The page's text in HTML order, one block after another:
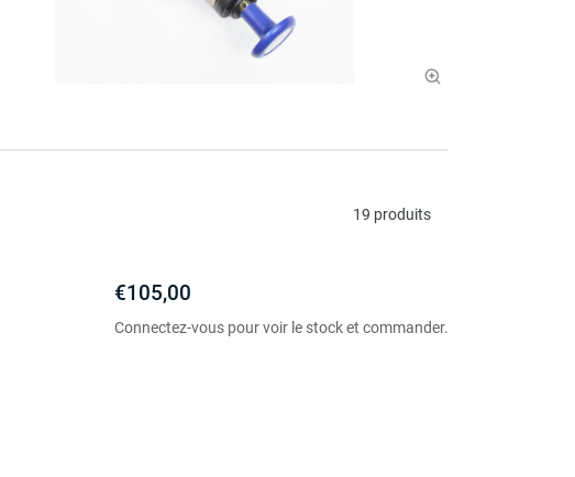
19 produits
€105,00
Connectez-vous pour voir le stock et commander.